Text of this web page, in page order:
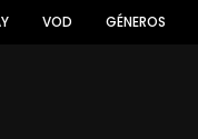
VOD GÉNEROS